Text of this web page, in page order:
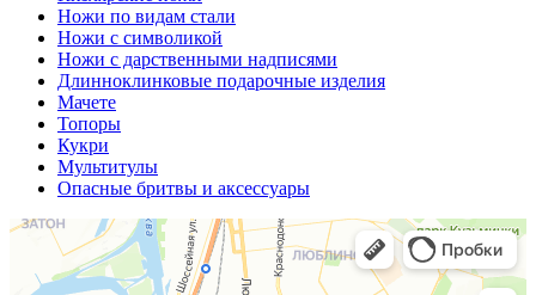
Ножи по видам стали
Ножи с символикой
Ножи с дарственными надписями
Длинноклинковые подарочные изделия
Мачете
Топоры
Кукри
Мультитулы
Опасные бритвы и аксессуары